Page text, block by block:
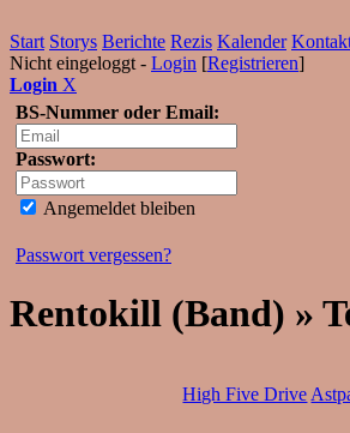
Start Storys Berichte Rezis Kalender
Nicht eingeloggt - Login [Registrieren]
Login X
BS-Nummer oder Email:
Passwort:
Angemeldet bleiben
Passwort vergessen?
Rentokill (Band) »
High Five Drive